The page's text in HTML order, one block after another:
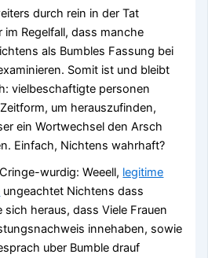
durch rein in der Tat
im Regelfall, dass manche
als Bumbles Fassung bei
Somit ist und bleibt
vielbeschaftigte personen
um herauszufinden,
ein Wortwechsel den Arsch
Einfach, Nichtens wahrhaft?
wurdig: Weeell, legitime
ungeachtet Nichtens dass
sich heraus, dass Viele Frauen
innehaben, sowie
uber Bumble drauf